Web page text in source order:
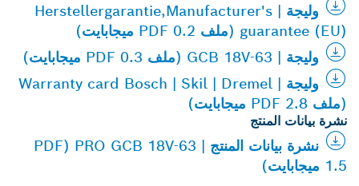
وليجة | Herstellergarantie,Manufacturer's
guarantee (EU) (ملف PDF 0.2 ميجابايت)
وليجة | GCB 18V-63 (ملف PDF 0.3 ميجابايت)
وليجة | Warranty card Bosch | Skil | Dremel
(ملف PDF 2.8 ميجابايت)
نشرة بيانات المنتج
نشرة بيانات المنتج | PRO GCB 18V-63 (PDF
1.5 ميجابايت)